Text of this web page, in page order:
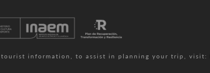
tourist information, to assist in planning your trip, visit: